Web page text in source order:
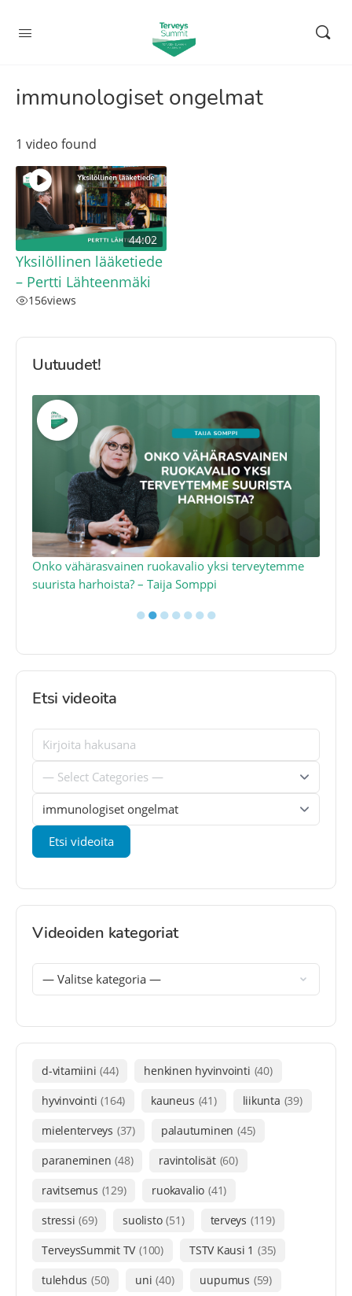
immunologiset ongelmat
1 video found
44:02
Yksilöllinen lääketiede
– Pertti Lähteenmäki
156views
Uutuudet!
Onko vähärasvainen ruokavalio yksi terveytemme
suurista harhoista? – Taija Somppi
●●●●●●●
Etsi videoita
Videoiden kategoriat
d-vitamiini (44) henkinen hyvinvointi (40)
hyvinvointi (164) kauneus (41) liikunta (39)
mielenterveys (37) palautuminen (45)
paraneminen (48) ravintolisät (60)
ravitsemus (129) ruokavalio (41)
stressi (69) suolisto (51) terveys (119)
TerveysSummit TV (100) TSTV Kausi 1 (35)
tulehdus (50) uni (40) uupumus (59)